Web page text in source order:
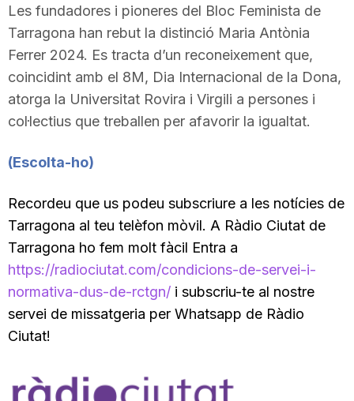
Les fundadores i pioneres del Bloc Feminista de
Tarragona han rebut la distinció Maria Antònia
Ferrer 2024. Es tracta d’un reconeixement que,
coincidint amb el 8M, Dia Internacional de la Dona,
atorga la Universitat Rovira i Virgili a persones i
col·lectius que treballen per afavorir la igualtat.
(Escolta-ho)
Recordeu que us podeu subscriure a les notícies de
Tarragona al teu telèfon mòvil. A Ràdio Ciutat de
Tarragona ho fem molt fàcil Entra a
https://radiociutat.com/condicions-de-servei-i-
normativa-dus-de-rctgn/ i subscriu-te al nostre
servei de missatgeria per Whatsapp de Ràdio
Ciutat!